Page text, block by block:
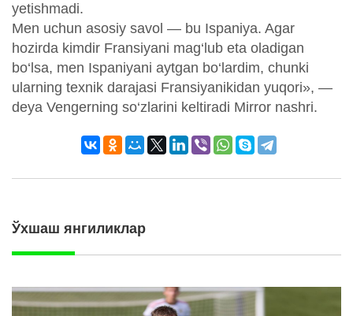
yetishmadi.
Men uchun asosiy savol — bu Ispaniya. Agar
hozirda kimdir Fransiyani mag‘lub eta oladigan
bo‘lsa, men Ispaniyani aytgan bo‘lardim, chunki
ularning texnik darajasi Fransiyanikidan yuqori», —
deya Vengerning so‘zlarini keltiradi Mirror nashri.
Ўхшаш янгиликлар